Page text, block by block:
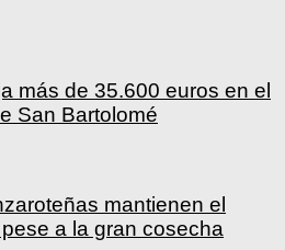
más de 35.600 euros en el
San Bartolomé
mantienen el
a la gran cosecha